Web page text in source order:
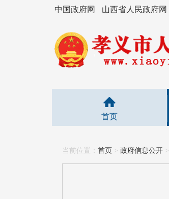
中国政府网 山西省人民政府网
首页
当前位置： 首页 > 政府信息公开 >